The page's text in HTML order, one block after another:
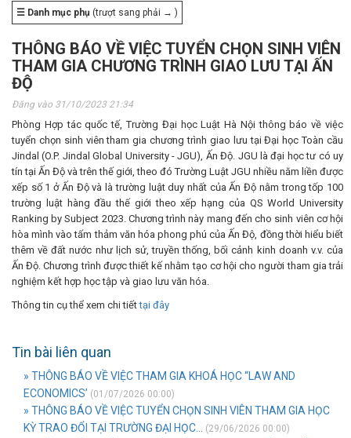
☰ Danh mục phụ (trượt sang phải → )
THÔNG BÁO VỀ VIỆC TUYỂN CHỌN SINH VIÊN
THAM GIA CHƯƠNG TRÌNH GIAO LƯU TẠI ẤN
ĐỘ
Đăng vào 31/10/2023 21:34
Phòng Hợp tác quốc tế, Trường Đại học Luật Hà Nội thông báo về việc
tuyển chọn sinh viên tham gia chương trình giao lưu tại Đại học Toàn cầu
Jindal (O.P. Jindal Global University - JGU), Ấn Độ. JGU là đại học tư có uy
tín tại Ấn Độ và trên thế giới, theo đó Trường Luật JGU nhiều năm liền được
xếp số 1 ở Ấn Độ và là trường luật duy nhất của Ấn Độ nằm trong tốp 100
trường luật hàng đầu thế giới theo xếp hạng của QS World University
Ranking by Subject 2023. Chương trình này mang đến cho sinh viên cơ hội
hòa mình vào tấm thảm văn hóa phong phú của Ấn Độ, đồng thời hiểu biết
thêm về đất nước như lịch sử, truyền thống, bối cảnh kinh doanh v.v. của
Ấn Độ. Chương trình được thiết kế nhằm tạo cơ hội cho người tham gia trải
nghiệm kết hợp học tập và giao lưu văn hóa.
Thông tin cụ thể xem chi tiếttại đây
Tin bài liên quan
» THÔNG BÁO VỀ VIỆC THAM GIA KHOÁ HỌC “LAW AND
ECONOMICS’ (01/07/2026 00:00)
» THÔNG BÁO VỀ VIỆC TUYỂN CHỌN SINH VIÊN THAM GIA HỌC
KỲ TRAO ĐỔI TẠI TRƯỜNG ĐẠI HỌC...
(29/06/2026 00:00)